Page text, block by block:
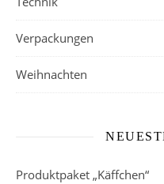
Verpackungen
Weihnachten
Produktpaket „Käffchen“